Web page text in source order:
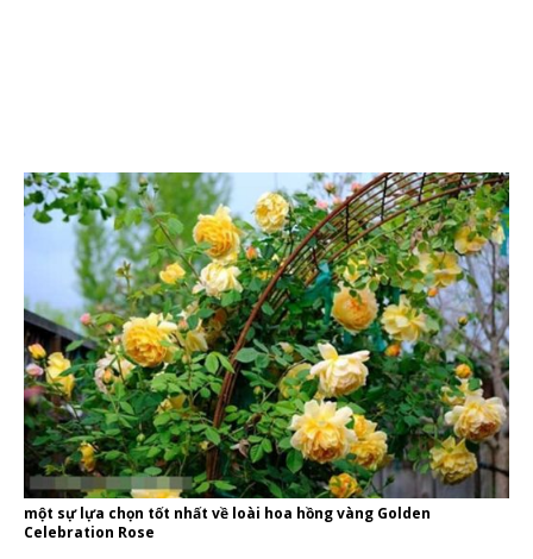
một sự lựa chọn tốt nhất về loài hoa hồng vàng Golden
Celebration Rose